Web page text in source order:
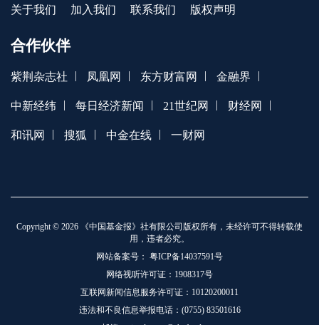
关于我们 加入我们 联系我们 版权声明
合作伙伴
紫荆杂志社 | 凤凰网 | 东方财富网 | 金融界 |
中新经纬 | 每日经济新闻 | 21世纪网 | 财经网 |
和讯网 | 搜狐 | 中金在线 | 一财网
Copyright © 2026 《中国基金报》社有限公司版权所有，未经许可不得转载使
用，违者必究。
网站备案号： 粤ICP备14037591号
网络视听许可证：1908317号
互联网新闻信息服务许可证：10120200011
违法和不良信息举报电话：(0755) 83501616